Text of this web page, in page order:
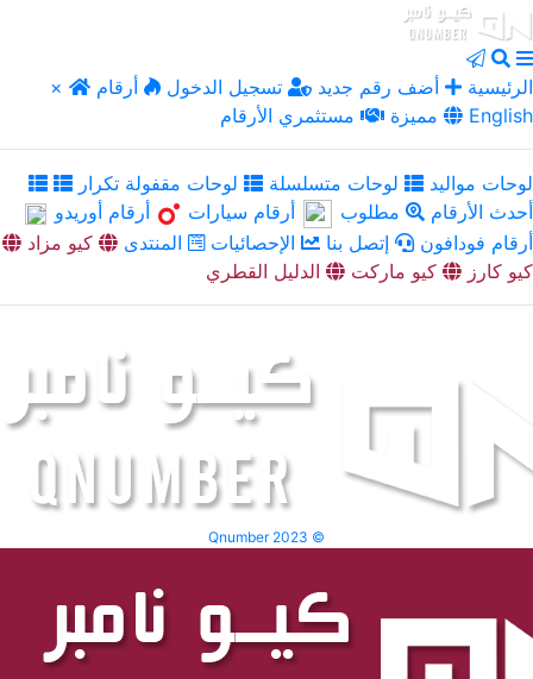
× الرئيسية أضف رقم جديد تسجيل الدخول
أرقام
مميزة
مستثمري الأرقام English
لوحات مواليد لوحات متسلسلة
لوحات مقفولة تكرار
أحدث الأرقام
مطلوب أرقام سيارات
أرقام أوريدو
أرقام فودافون
إتصل بنا الإحصائيات المنتدى
كيو مزاد
كيو كارز
كيو ماركت الدليل القطري
Qnumber 2023 ©